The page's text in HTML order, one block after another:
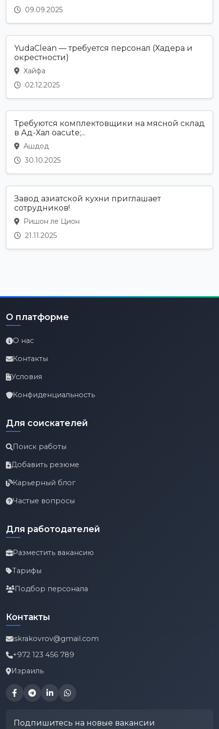
09.09.2025
YudaClean — требуется персонал (Хадера и
окрестности)
Хайфа
02.12.2025
Требуются комплектовщики на мясной склад
в Ад-Хал oacute;...
Ашдод
30.10.2025
Завод азиатской кухни приглашает
сотрудников!
Ришон ле Цион
21.11.2025
О платформе
О нас
Контакты
Условия
Конфиденциальность
Для соискателей
Поиск работы
Добавить резюме
Карьерный блог
Частые вопросы
Для работодателей
Разместить вакансию
Тарифы
Подбор персонала
Контакты
iskrakovrov@gmail.com
+972 123 456 789
Израиль
Подпишитесь на новые вакансии